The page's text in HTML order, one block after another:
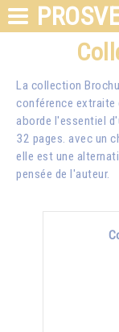
La collection
conférence extraite
aborde l'essentiel
32 pages. avec un
elle est une
pensée de l'auteur.